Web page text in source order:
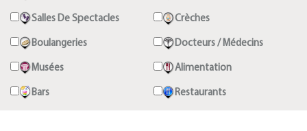
Salles De Spectacles Crèches
Boulangeries Docteurs / Médecins
Musées Alimentation
Bars Restaurants